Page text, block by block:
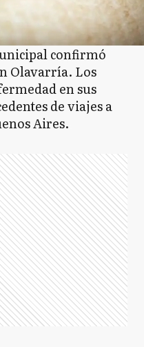
confirmó
Olavarría. Los
en sus
de viajes a
Aires.